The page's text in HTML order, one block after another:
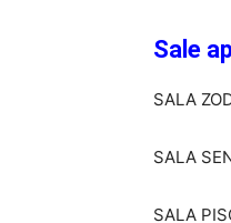
Sale
SALA
SALA
SALA